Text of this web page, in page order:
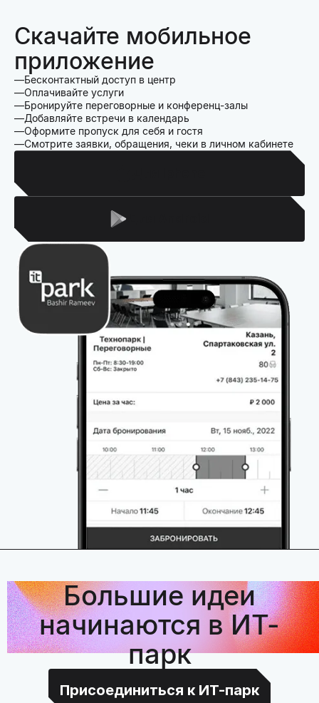
Скачайте мобильное
приложение
Бесконтактный доступ в центр
Оплачивайте услуги
Бронируйте переговорные и конференц-залы
Добавляйте встречи в календарь
Оформите пропуск для себя и гостя
Смотрите заявки, обращения, чеки в личном кабинете
Большие идеи
начинаются в ИТ-
парк
Присоединиться к ИТ-парк